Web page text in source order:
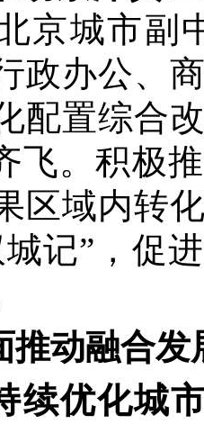
京城市副
政办公、
配置综合
飞。积极
区域内转
记”，促
推动融合
续优化城